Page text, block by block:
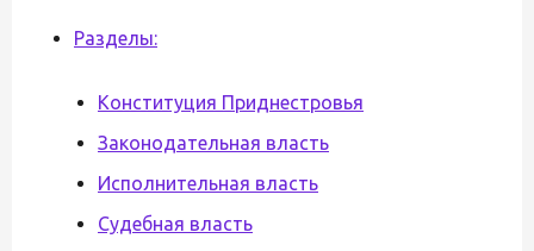
Разделы:
Конституция Приднестровья
Законодательная власть
Исполнительная власть
Судебная власть